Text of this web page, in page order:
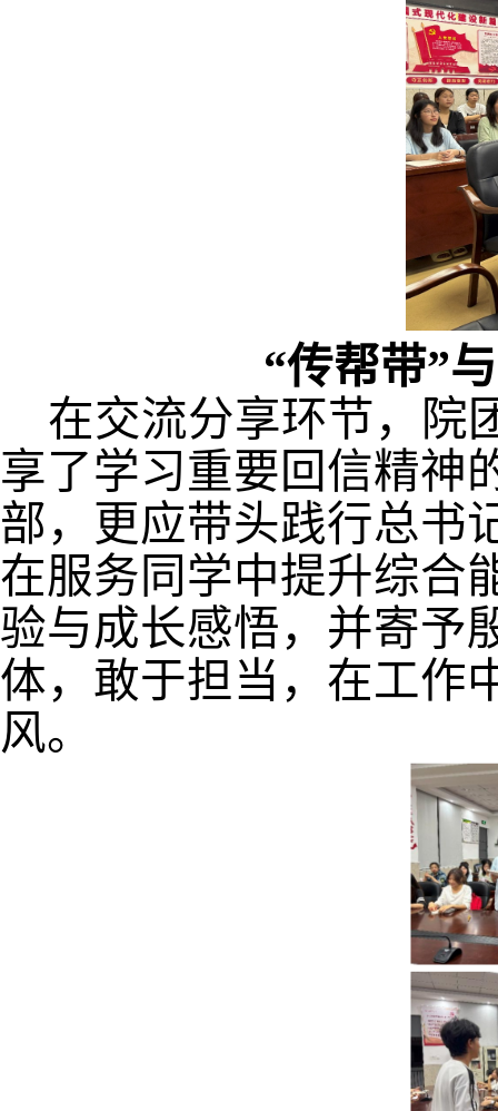
“传帮带”
在交流分享环节，院
享了学习重要回信精神
部，更应带头践行总书
在服务同学中提升综合
验与成长感悟，并寄予
体，敢于担当，在工作
风。